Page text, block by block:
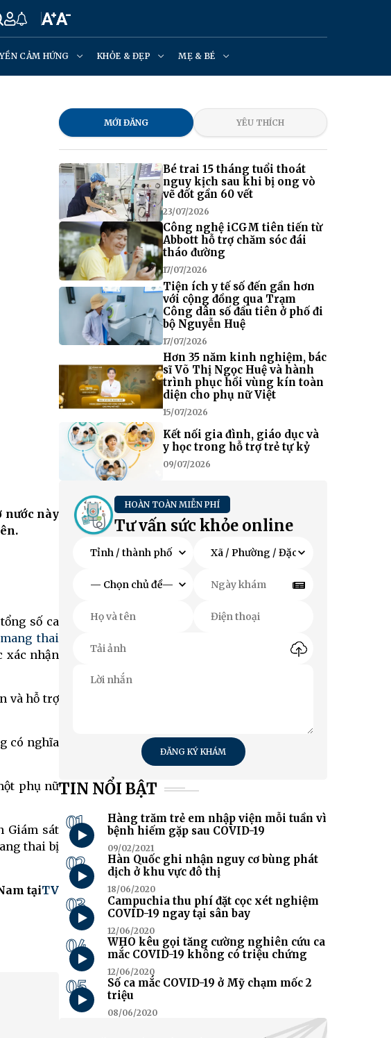
CẢM HỨNG KHỎE & ĐẸP MẸ & BÉ
nước này
số ca
thai
xác nhận
và hỗ trợ
có nghĩa
phụ nữ
Giám sát
thai bị
tạiTV
MỚI ĐĂNG YÊU THÍCH
Bé trai 15 tháng tuổi thoát
nguy kịch sau khi bị ong vò
vẽ đốt gần 60 vết
23/07/2026
Công nghệ iCGM tiên tiến từ
Abbott hỗ trợ chăm sóc đái
tháo đường
17/07/2026
Tiện ích y tế số đến gần hơn
với cộng đồng qua Trạm
Công dân số đầu tiên ở phố đi
bộ Nguyễn Huệ
17/07/2026
Hơn 35 năm kinh nghiệm, bác
sĩ Võ Thị Ngọc Huệ và hành
trình phục hồi vùng kín toàn
diện cho phụ nữ Việt
15/07/2026
Kết nối gia đình, giáo dục và
y học trong hỗ trợ trẻ tự kỷ
09/07/2026
HOÀN TOÀN MIỄN PHÍ
Tư vấn sức khỏe online
ĐĂNG KÝ KHÁM
TIN NỔI BẬT
01
Hàng trăm trẻ em nhập viện mỗi tuần vì
bệnh hiếm gặp sau COVID-19
09/02/2021
02
Hàn Quốc ghi nhận nguy cơ bùng phát
dịch ở khu vực đô thị
18/06/2020
03
Campuchia thu phí đặt cọc xét nghiệm
COVID-19 ngay tại sân bay
12/06/2020
04
WHO kêu gọi tăng cường nghiên cứu ca
mắc COVID-19 không có triệu chứng
12/06/2020
05
Số ca mắc COVID-19 ở Mỹ chạm mốc 2
triệu
08/06/2020